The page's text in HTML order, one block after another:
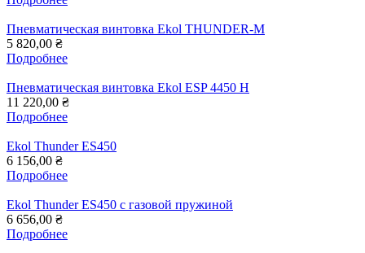
Пневматическая винтовка Ekol THUNDER-М
5 820,00 ₴
Подробнее
Пневматическая винтовка Ekol ESP 4450 H
11 220,00 ₴
Подробнее
Ekol Thunder ES450
6 156,00 ₴
Подробнее
Ekol Thunder ES450 с газовой пружиной
6 656,00 ₴
Подробнее